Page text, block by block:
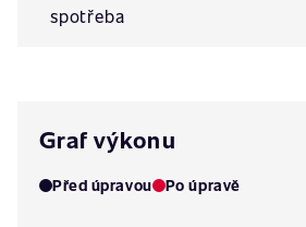
spotřeba
Graf výkonu
Před úpravou Po úpravě